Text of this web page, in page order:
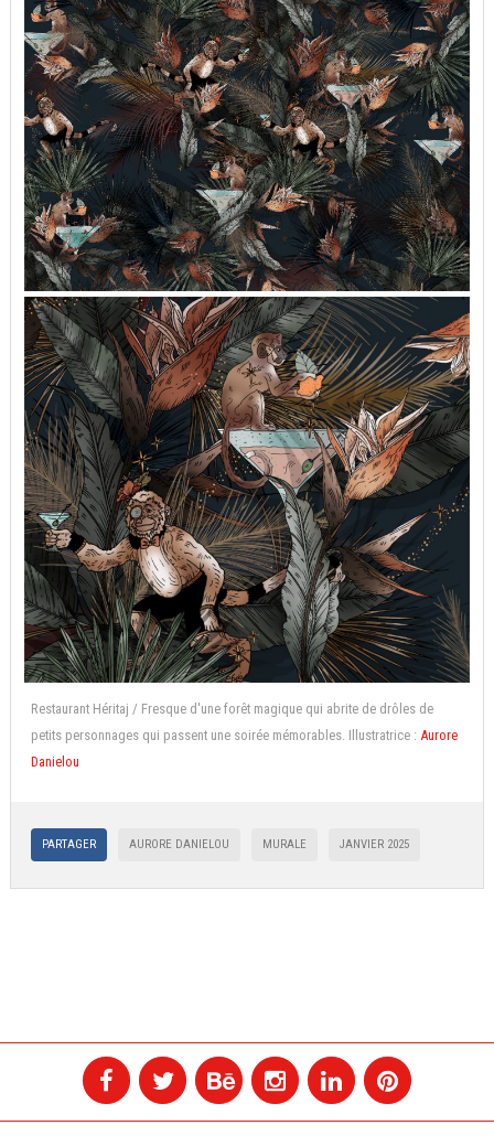
Restaurant Héritaj / Fresque d'une forêt magique qui abrite de drôles de
petits personnages qui passent une soirée mémorables. Illustratrice : Aurore
Danielou
PARTAGER AURORE DANIELOU MURALE JANVIER 2025